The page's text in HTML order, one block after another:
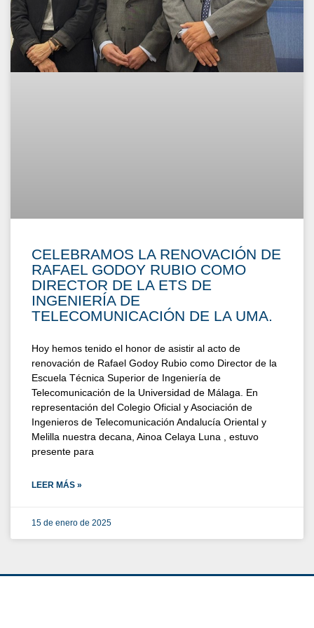
CELEBRAMOS LA RENOVACIÓN DE
RAFAEL GODOY RUBIO COMO
DIRECTOR DE LA ETS DE
INGENIERÍA DE
TELECOMUNICACIÓN DE LA UMA.
Hoy hemos tenido el honor de asistir al acto de
renovación de Rafael Godoy Rubio como Director de la
Escuela Técnica Superior de Ingeniería de
Telecomunicación de la Universidad de Málaga. En
representación del Colegio Oficial y Asociación de
Ingenieros de Telecomunicación Andalucía Oriental y
Melilla nuestra decana, Ainoa Celaya Luna , estuvo
presente para
LEER MÁS »
15 de enero de 2025